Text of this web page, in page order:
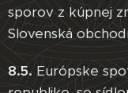
sporov z kúpnej
Slovenská
8.5. Európske